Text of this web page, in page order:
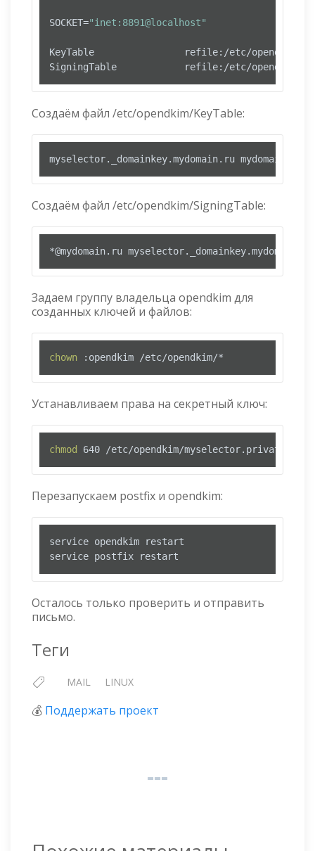
SOCKET="inet:8891@localhost"
KeyTable                refile:/etc/opendkim/
Создаём файл /etc/opendkim/KeyTable:
Создаём файл /etc/opendkim/SigningTable:
Задаем группу владельца opendkim для
созданных ключей и файлов:
chown :opendkim /etc/opendkim/*
Устанавливаем права на секретный ключ:
chmod 640 /etc/opendkim/myselector.private
Перезапускаем postfix и opendkim:
service opendkim restart
Осталось только проверить и отправить
письмо.
Теги
MAIL LINUX
💰 Поддержать проект